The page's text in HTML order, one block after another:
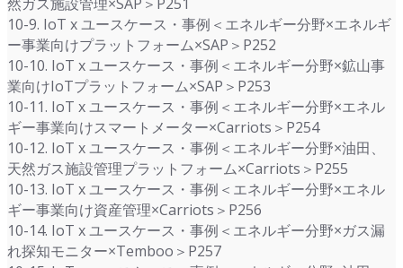
然ガス施設管理×SAP＞P251
10-9. IoT x ユースケース・事例＜エネルギー分野×エネルギ
ー事業向けプラットフォーム×SAP＞P252
10-10. IoT x ユースケース・事例＜エネルギー分野×鉱山事
業向けIoTプラットフォーム×SAP＞P253
10-11. IoT x ユースケース・事例＜エネルギー分野×エネル
ギー事業向けスマートメーター×Carriots＞P254
10-12. IoT x ユースケース・事例＜エネルギー分野×油田、
天然ガス施設管理プラットフォーム×Carriots＞P255
10-13. IoT x ユースケース・事例＜エネルギー分野×エネル
ギー事業向け資産管理×Carriots＞P256
10-14. IoT x ユースケース・事例＜エネルギー分野×ガス漏
れ探知モニター×Temboo＞P257